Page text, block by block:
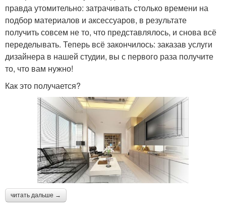
правда утомительно: затрачивать столько времени на
подбор материалов и аксессуаров, в результате
получить совсем не то, что представлялось, и снова всё
переделывать. Теперь всё закончилось: заказав услуги
дизайнера в нашей студии, вы с первого раза получите
то, что вам нужно!
Как это получается?
читать дальше →